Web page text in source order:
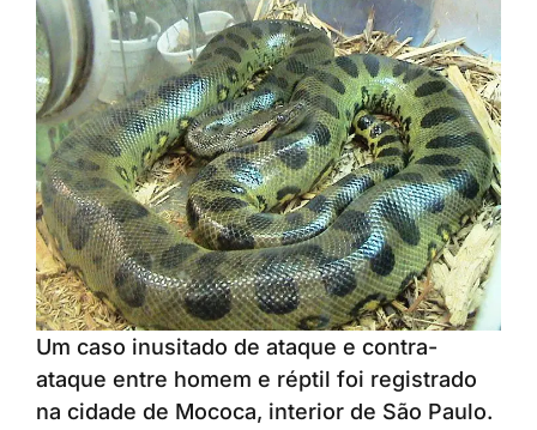
Um caso inusitado de ataque e contra-
ataque entre homem e réptil foi registrado
na cidade de Mococa, interior de São Paulo.